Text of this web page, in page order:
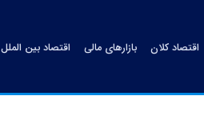
اقتصاد کلان بازارهای مالی اقتصاد بین الملل